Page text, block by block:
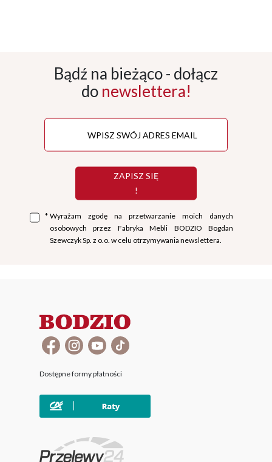
Bądź na bieżąco - dołącz
do newslettera!
ZAPISZ SIĘ
!
* Wyrażam zgodę na przetwarzanie moich danych
osobowych przez Fabryka Mebli BODZIO Bogdan
Szewczyk Sp. z o.o. w celu otrzymywania newslettera.
Dostępne formy płatności